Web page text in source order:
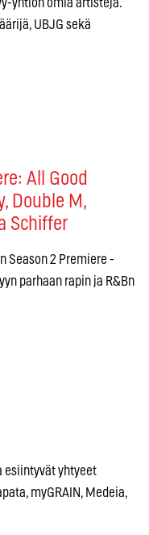
yhtiön omia artisteja.
UBJG sekä
All Good
Double M,
Schiffer
Season 2 Premiere -
parhaan rapin ja R&Bn
esiintyvät yhtyeet
myGRAIN, Medeia,